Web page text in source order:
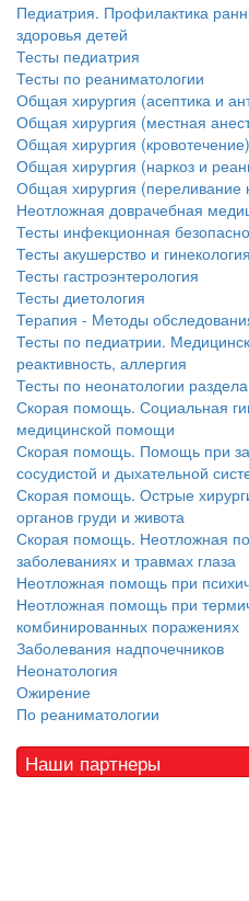
Педиатрия. Профилактика
здоровья детей
Тесты педиатрия
Тесты по реаниматологии
Общая хирургия (асептика и
Общая хирургия (местная
Общая хирургия (кровотечение)
Общая хирургия (наркоз и
Общая хирургия (переливание
Неотложная доврачебная
Тесты инфекционная
Тесты акушерство и гинекология
Тесты гастроэнтерология
Тесты диетология
Терапия - Методы
Тесты по педиатрии.
реактивность, аллергия
Тесты по неонатологии
Скорая помощь. Социальная
медицинской помощи
Скорая помощь. Помощь при
сосудистой и дыхательной
Скорая помощь. Острые
органов груди и живота
Скорая помощь. Неотложная
заболеваниях и травмах глаза
Неотложная помощь при
Неотложная помощь при
комбинированных поражениях
Заболевания надпочечников
Неонатология
Ожирение
По реаниматологии
Наши партнеры